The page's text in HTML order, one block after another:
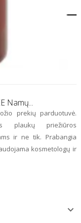
Namų...
prekių parduotuvė.
plaukų priežiūros
ir ne tik. Prabangia
kosmetologų ir
